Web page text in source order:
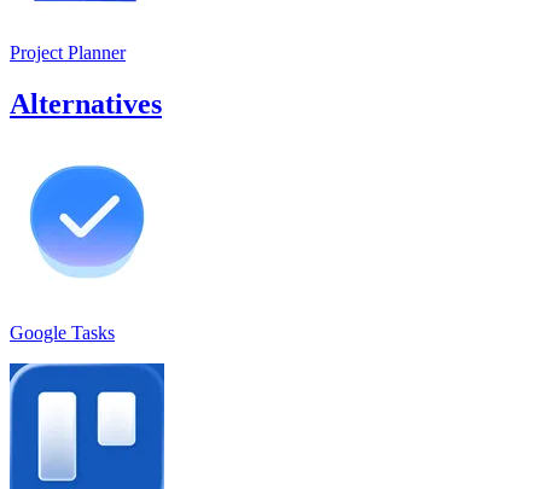
Project Planner
Alternatives
Google Tasks